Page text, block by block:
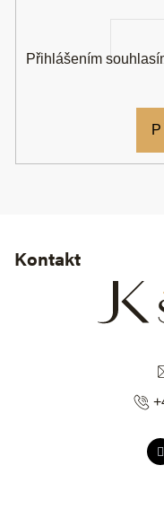
Kontakt
Přihlášením